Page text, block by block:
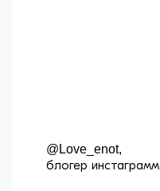
@Love_enot,
блогер инстаграмм